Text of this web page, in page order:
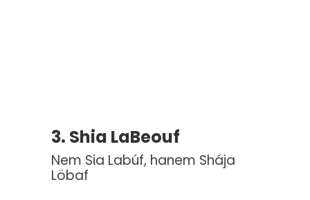
3. Shia LaBeouf
Nem Sia Labúf, hanem Shája
Löbaf